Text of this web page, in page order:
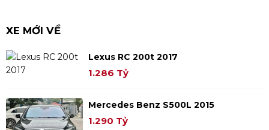
XE MỚI VỀ
Lexus RC 200t 2017
1.286 Tỷ
Mercedes Benz S500L 2015
1.290 Tỷ